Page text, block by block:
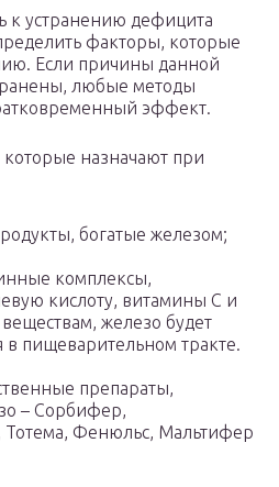
к устранению дефицита
факторы, которые
Если причины данной
любые методы
эффект.
назначают при
богатые железом;
комплексы,
кислоту, витамины С и
железо будет
в пищеварительном тракте.
препараты,
– Сорбифер,
Фенюльс, Мальтифер